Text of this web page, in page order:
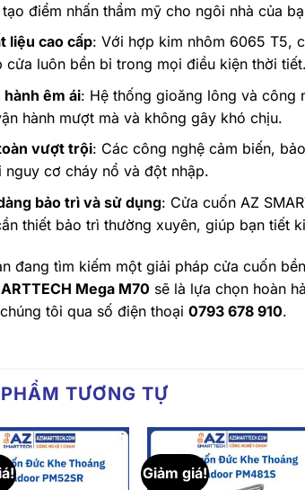
điểm nhấn thẩm mỹ cho ngôi nhà của
liệu cao cấp: Với hợp kim nhôm 6065 T5,
cửa luôn bền bỉ trong mọi điều kiện thời tiết.
hành êm ái: Hệ thống gioăng lông và công
hành mượt mà và không gây khó chịu.
vượt trội: Các công nghệ cảm biến,
nguy cơ cháy nổ và đột nhập.
bảo trì và sử dụng: Cửa cuốn AZ
thiết bảo trì thường xuyên, giúp bạn tiết
đang tìm kiếm một giải pháp cửa cuốn
Mega M70 sẽ là lựa chọn hoàn
tôi qua số điện thoại 0793 678 910.
TƯƠNG TỰ
Giảm giá!